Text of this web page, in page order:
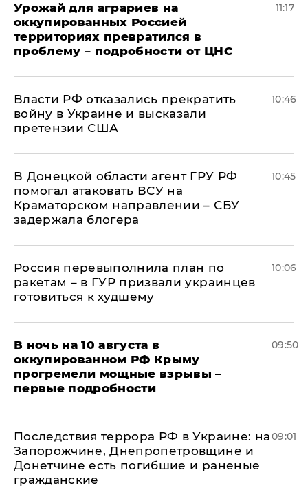
Урожай для аграриев на
оккупированных Россией
территориях превратился в
проблему – подробности от ЦНС
11:17
Власти РФ отказались прекратить
войну в Украине и высказали
претензии США
10:46
В Донецкой области агент ГРУ РФ
помогал атаковать ВСУ на
Краматорском направлении – СБУ
задержала блогера
10:45
Россия перевыполнила план по
ракетам – в ГУР призвали украинцев
готовиться к худшему
10:06
В ночь на 10 августа в
оккупированном РФ Крыму
прогремели мощные взрывы –
первые подробности
09:50
Последствия террора РФ в Украине: на
Запорожчине, Днепропетровщине и
Донетчине есть погибшие и раненые
гражданские
09:01